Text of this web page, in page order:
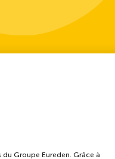
Groupe Eureden. Grâce à